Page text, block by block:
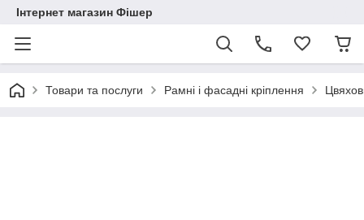
Інтернет магазин Фішер
Товари та послуги Рамні і фасадні кріплення